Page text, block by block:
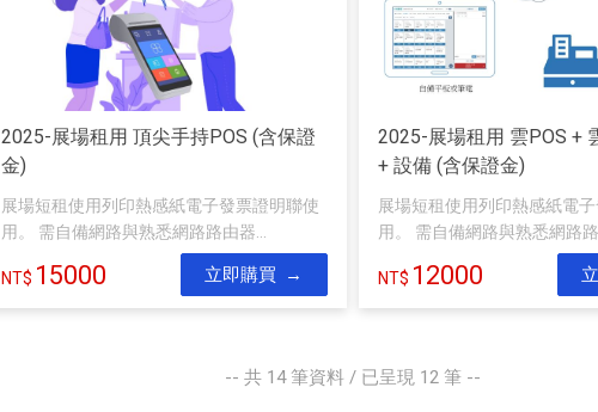
2025-展場租用 頂尖手持POS (含保證
金)
展場短租使用列印熱感紙電子發票證明聯使
用。 需自備網路與熟悉網路路由器...
15000 立即購買
2025-展場租用 雲POS +
+ 設備 (含保證金)
展場短租使用列印熱感紙電
用。 需自備網路與熟悉網路
12000
-- 共 14筆資料 / 已呈現 12 筆 --